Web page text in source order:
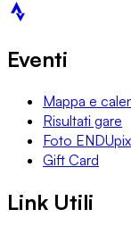
Eventi
Mappa e
Risultati gare
Foto ENDUpix
Gift Card
Link Utili